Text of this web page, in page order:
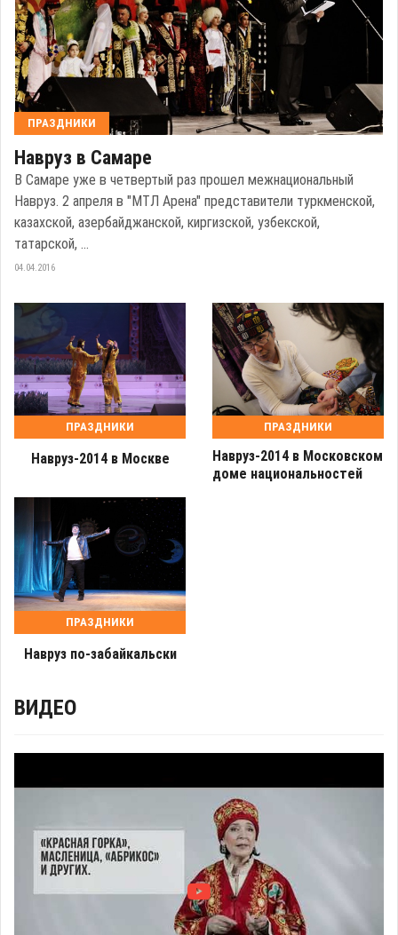
ПРАЗДНИКИ
Навруз в Самаре
В Самаре уже в четвертый раз прошел межнациональный
Навруз. 2 апреля в "МТЛ Арена" представители туркменской,
казахской, азербайджанской, киргизской, узбекской,
татарской, ...
04.04.2016
ПРАЗДНИКИ
Навруз-2014 в Москве
ПРАЗДНИКИ
Навруз-2014 в Московском
доме национальностей
ПРАЗДНИКИ
Навруз по-забайкальски
ВИДЕО